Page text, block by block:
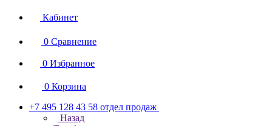
Кабинет
0 Сравнение
0 Избранное
0 Корзина
+7 495 128 43 58 отдел продаж
Назад